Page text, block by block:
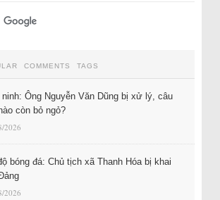
COMMENTS TAGS
ninh: Ông Nguyễn Văn Dũng bị xử lý, câu
còn bỏ ngỏ?
2026
bóng đá: Chủ tịch xã Thanh Hóa bị khai
2026